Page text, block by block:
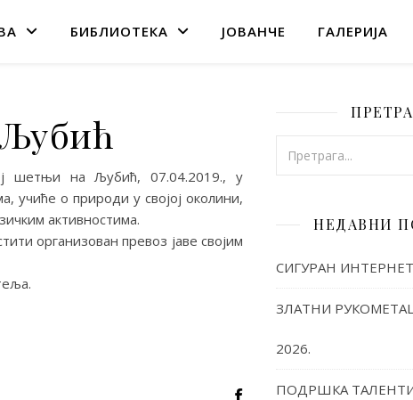
БИБЛИОТЕКА ЈОВАНЧЕ ГАЛЕРИЈА
шетњи на Љубић, 07.04.2019., у
учиће о природи у својој околини,
активностима.
организован превоз јаве својим
НЕДАВНИ
СИГУРАН ИНТЕРНЕТ
ЗЛАТНИ
2026.
ПОДРШКА